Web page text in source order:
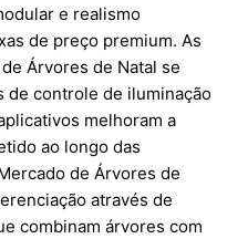
e realismo
de preço premium. As
Árvores de Natal se
de controle de iluminação
melhoram a
ao longo das
de Árvores de
através de
combinam árvores com